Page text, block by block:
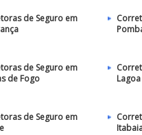
de Seguro em
de Seguro em
de Fogo
Lagoa
de Seguro em